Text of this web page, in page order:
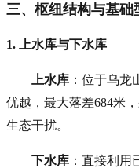
三、枢纽结构与基础
1. 上水库与下水库
上水库 ：位于乌
优越，最大落差684米
生态干扰。
下水库 ：直接利